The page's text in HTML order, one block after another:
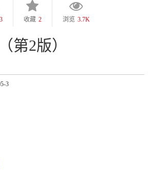
3 收藏 2 浏览 3.7K
第2版）
3